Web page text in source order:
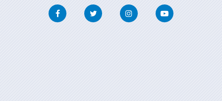
FacebookTwitter InstagramYoutube